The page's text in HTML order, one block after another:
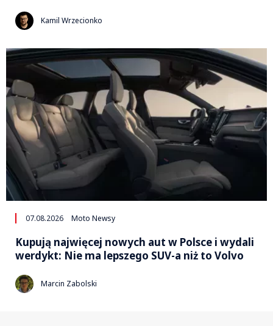
Kamil Wrzecionko
07.08.2026 Moto Newsy
Kupują najwięcej nowych aut w Polsce i wydali
werdykt: Nie ma lepszego SUV-a niż to Volvo
Marcin Zabolski